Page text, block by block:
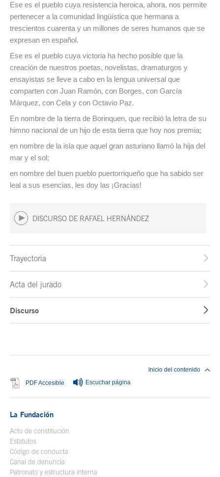
Ese es el pueblo cuya resistencia heroica, ahora, nos permite
pertenecer a la comunidad lingüística que hermana a
trescientos cuarenta y un millones de seres humanos que se
expresan en español.
Ese es el pueblo cuya victoria ha hecho posible que la
creación de nuestros poetas, novelistas, dramaturgos y
ensayistas se lleve a cabo en la lengua universal que
comparten con Juan Ramón, con Borges, con García
Márquez, con Cela y con Octavio Paz.
En nombre de la tierra de Borinquen, que recibió la letra de su
himno nacional de un hijo de esta tierra que hoy nos premia;
en nombre de la isla que aquel gran asturiano llamó la hija del
mar y el sol;
en nombre del buen pueblo puertorriqueño que ha sabido ser
leal a sus esencias, les doy las ¡Gracias!
DISCURSO DE RAFAEL HERNÁNDEZ
Trayectoria
Acta del jurado
Discurso
PDF Accesible Se abre en ventana nueva
Escuchar página
Inicio del contenido
La Fundación
Acto de constitución
Estatutos
Código de conducta
Canal de denuncia
Patronato y estructura interna